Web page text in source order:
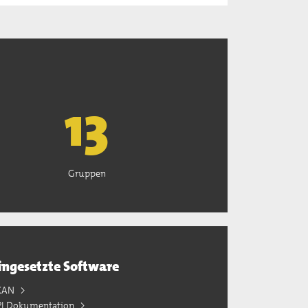
13
Gruppen
Software
Dokumentation